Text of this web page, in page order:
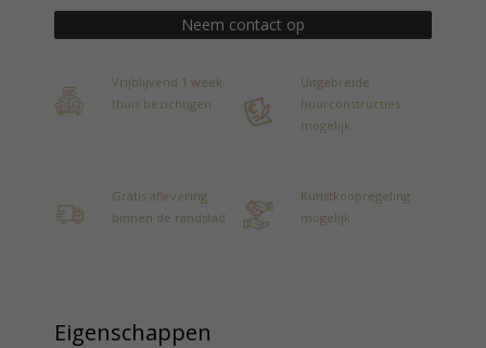
Neem contact op
Vrijblijvend 1 week
thuis bezichtigen
Uitgebreide
huurconstructies
mogelijk
Gratis aflevering
binnen de randstad
Kunstkoopregeling
mogelijk
Eigenschappen